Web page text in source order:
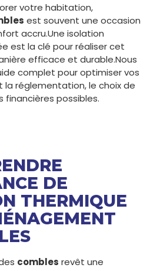
votre habitation,
est souvent une occasion
accru.Une isolation
est la clé pour réaliser cet
efficace et durable.Nous
complet pour optimiser vos
la réglementation, le choix de
financières possibles.
DE
THERMIQUE
combles revêt une